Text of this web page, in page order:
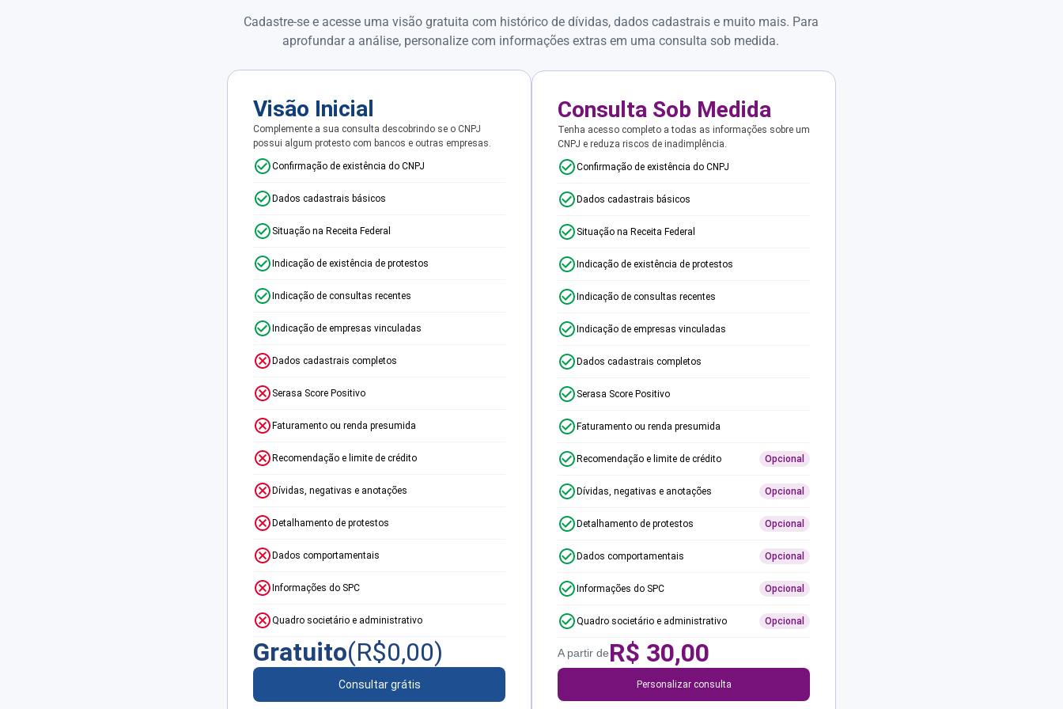
Cadastre-se e acesse uma visão gratuita com histórico de dívidas, dados cadastrais e muito mais. Para
aprofundar a análise, personalize com informações extras em uma consulta sob medida.
Visão Inicial
Complemente a sua consulta descobrindo se o CNPJ
possui algum protesto com bancos e outras empresas.
Confirmação de existência do CNPJ
Dados cadastrais básicos
Situação na Receita Federal
Indicação de existência de protestos
Indicação de consultas recentes
Indicação de empresas vinculadas
Dados cadastrais completos
Serasa Score Positivo
Faturamento ou renda presumida
Recomendação e limite de crédito
Dívidas, negativas e anotações
Detalhamento de protestos
Dados comportamentais
Informações do SPC
Quadro societário e administrativo
Gratuito(R$0,00)
Consultar grátis
Consulta Sob Medida
Tenha acesso completo a todas as informações sobre um
CNPJ e reduza riscos de inadimplência.
Confirmação de existência do CNPJ
Dados cadastrais básicos
Situação na Receita Federal
Indicação de existência de protestos
Indicação de consultas recentes
Indicação de empresas vinculadas
Dados cadastrais completos
Serasa Score Positivo
Faturamento ou renda presumida
Recomendação e limite de crédito Opcional
Dívidas, negativas e anotações Opcional
Detalhamento de protestos Opcional
Dados comportamentais Opcional
Informações do SPC Opcional
Quadro societário e administrativo Opcional
A partir deR$ 30,00
Personalizar consulta